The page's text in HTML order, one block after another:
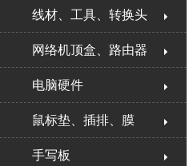
线材、工具、转换头
网络机顶盒、路由器
电脑硬件
鼠标垫、插排、膜
手写板